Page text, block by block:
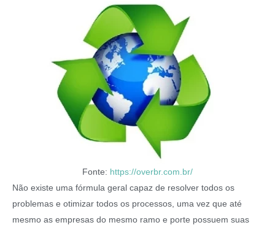
Fonte: https://overbr.com.br/
Não existe uma fórmula geral capaz de resolver todos os
problemas e otimizar todos os processos, uma vez que até
mesmo as empresas do mesmo ramo e porte possuem suas